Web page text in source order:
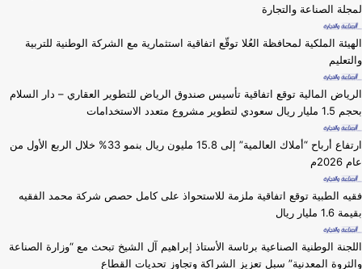
لمجلة الصناعة والتجارة
الهيئة الملكية لمحافظة العُلا توقّع اتفاقية استثمارية مع الشركة الوطنية للتربية
والتعليم
الرياض المالية توقع اتفاقية تأسيس صندوق الرياض للتطوير العقاري – دار السلام
بحجم 1.5 مليار ريال سعودي لتطوير مشروع متعدد الاستخدامات
ارتفاع أرباح “أملاك العالمية” إلى 15.8 مليون ريال بنمو 33% خلال الربع الأول من
عام 2026م
فقيه الطبية توقع اتفاقية ملزمة للاستحواذ على كامل حصص شركة محمد الفقيه
بقيمة 1.6 مليار ريال
اللجنة الوطنية الصناعية برئاسة الأستاذ إبراهيم آل الشيخ تبحث مع “وزارة الصناعة
والثروة المعدنية” سبل تعزيز الشراكة وتجاوز تحديات القطاع